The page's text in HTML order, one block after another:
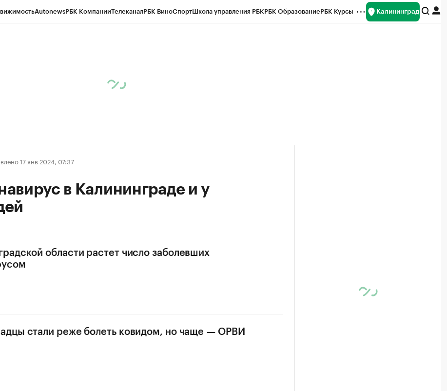
AutonewsРБК КомпанииТелеканалРБК ВиноСпортШкола управления РБКРБК ОбразованиеРБК Курсы Калининград
17 янв 2024, 07:37
в Калининграде и у
области растет число заболевших
стали реже болеть ковидом, но чаще — ОРВИ